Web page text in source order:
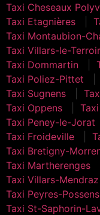
Taxi Cheseaux
Taxi Etagnières
Taxi Montaubion-
Taxi Villars-le-Terroir
Taxi Dommartin
Taxi Poliez-Pittet
Taxi Sugnens
Taxi Oppens
Taxi Peney-le-Jorat
Taxi Froideville
Taxi Bretigny-
Taxi Martherenges
Taxi Villars-Mendraz
Taxi Peyres-Possens
Taxi St-Saphorin-